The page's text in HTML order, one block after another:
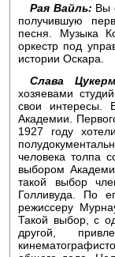
Рая Вайль: Вы
получившую
песня. Музыка
оркестр под
истории Оскара.
Слава
хозяевами
свои интересы.
Академии.
1927 году
человека толпа
выбором
такой выбор
Голливуда. По
режиссеру
Такой выбор, с
другой,